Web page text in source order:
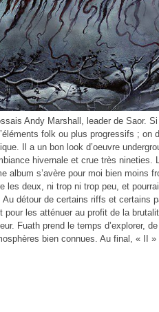
Andy Marshall, leader de Saor.
folk ou plus progressifs ;
Il a un bon look d’oeuvre
hivernale et crue très nineties.
album s’avère pour moi bien moins
les deux, ni trop ni trop peu, et
détour de certains riffs et certains
les atténuer au profit de la
Fuath prend le temps
bien connues. Au final, « II